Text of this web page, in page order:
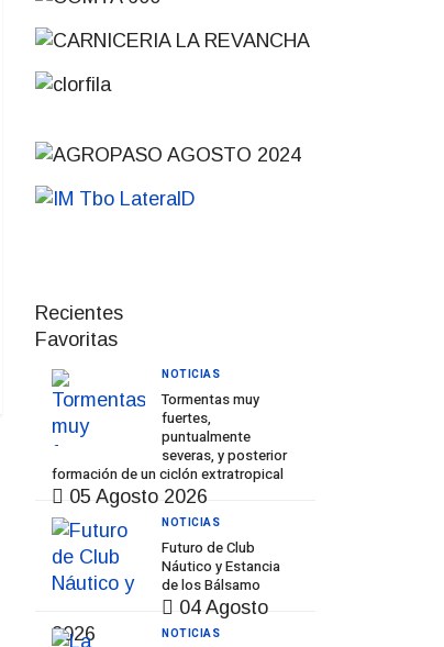
Recientes
Favoritas
Tormentas muy
fuertes,
puntualmente
severas, y posterior
formación de un ciclón extratropical
05 Agosto 2026
NOTICIAS
Futuro de Club
Náutico y Estancia
de los Bálsamo
04 Agosto
2026
NOTICIAS
NOTICIAS